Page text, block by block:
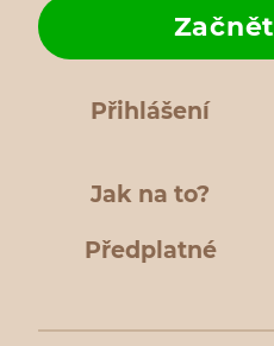
Přihlášení
Jak na to?
Předplatné